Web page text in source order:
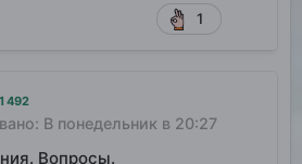
1
1 492
В понедельник в 20:27
Вопросы.